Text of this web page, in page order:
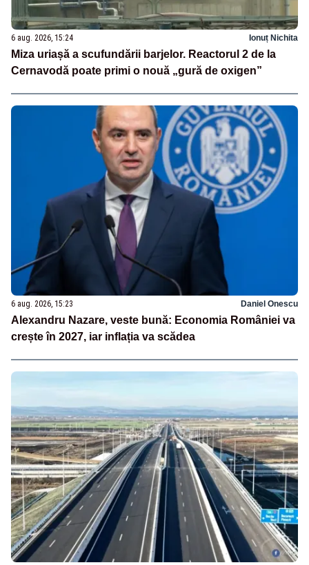
6 aug. 2026, 15:24 Ionuț Nichita
Miza uriașă a scufundării barjelor. Reactorul 2 de la
Cernavodă poate primi o nouă „gură de oxigen”
6 aug. 2026, 15:23 Daniel Onescu
Alexandru Nazare, veste bună: Economia României va
crește în 2027, iar inflația va scădea